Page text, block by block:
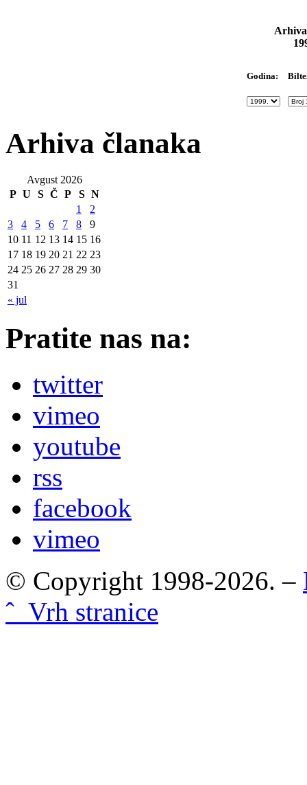
Godina:
Arhiva članaka
Avgust 2026
P U S Č P S N
« jul
1
2
3
4 5 6 7 8
9
10 11 12 13 14 15 16
17 18 19 20 21 22 23
24 25 26 27 28 29 30
31
Pratite nas na:
twitter
vimeo
youtube
rss
facebook
vimeo
© Copyright 1998-2026. –
ˆ Vrh stranice